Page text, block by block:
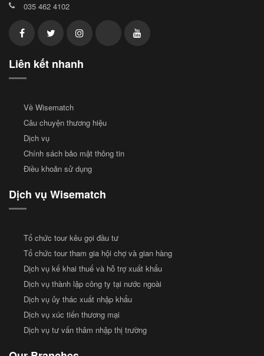
035 462 4102
Liên kết nhanh
Về Wisematch
Câu chuyện thương hiệu
Dịch vụ
Chính sách bảo mật thông tin
Điều khoản sử dụng
Dịch vụ Wisematch
Tổ chức tour kêu gọi đầu tư
Tổ chức tour tham gia hội chợ và gian hàng
Dịch vụ kế khai thuế và hỗ trợ xuất khẩu
Dịch vụ thành lập công ty tại nước ngoài
Dịch vụ ủy thác xuất nhập khẩu
Dịch vụ xúc tiến thương mại
Dịch vụ tư vấn thâm nhập thị trường